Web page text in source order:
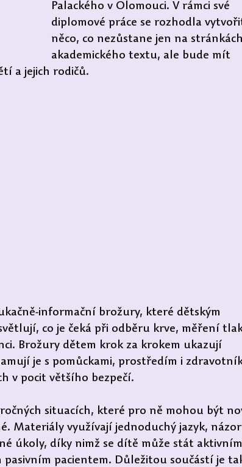
Palackého v Olomouci. V rámci své
diplomové práce se rozhodla
něco, co nezůstane jen na
akademického textu, ale bude mít
a jejich rodičů.
informační brožury, které dětským
co je čeká při odběru krve, měření
Brožury dětem krok za krokem ukazují
je s pomůckami, prostředím i
v pocit většího bezpečí.
situacích, které pro ně mohou být
Materiály využívají jednoduchý jazyk,
úkoly, díky nimž se dítě může stát
pasivním pacientem. Důležitou součástí je